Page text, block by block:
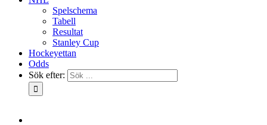
Spelschema
Tabell
Resultat
Stanley Cup
Hockeyettan
Odds
Sök efter: